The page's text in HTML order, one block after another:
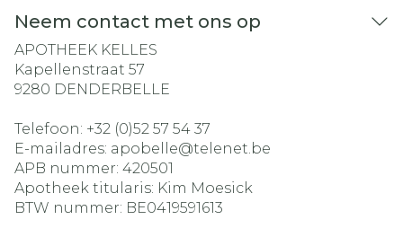
Neem contact met ons op
APOTHEEK KELLES
Kapellenstraat 57
9280 DENDERBELLE
Telefoon: +32 (0)52 57 54 37
E-mailadres: apobelle@telenet.be
APB nummer: 420501
Apotheek titularis: Kim Moesick
BTW nummer: BE0419591613